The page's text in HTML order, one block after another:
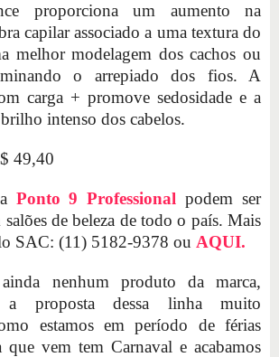
proporciona um aumento na
capilar associado a uma textura do
melhor modelagem dos cachos ou
o arrepiado dos fios. A
carga + promove sedosidade e a
intenso dos cabelos.
49,40
Ponto 9 Professional podem ser
salões de beleza de todo o país. Mais
SAC: (11) 5182-9378 ou AQUI.
nenhum produto da marca,
a proposta dessa linha muito
estamos em período de férias
que vem tem Carnaval e acabamos